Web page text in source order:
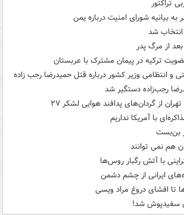
تراکتور
بیانیه شورای امنیت درباره یمن
انتخاب شد
از مرگ پدر
ترکیه در پیمان مشترک با عربستان
و انتظامی وزیر کشور درباره قتل حمیدرضا رجب زاده
رجب‌زاده دستگیر شد
از گردان‌های پدافند هوایی لشکر ۲۷
با آمریکا نداریم
هم نمی توانند
با آتش رگبار روس‌ها
ایرانی از چشم دشمن
تا افشای دروغ مراد ویسی
سفیدپوش شد!